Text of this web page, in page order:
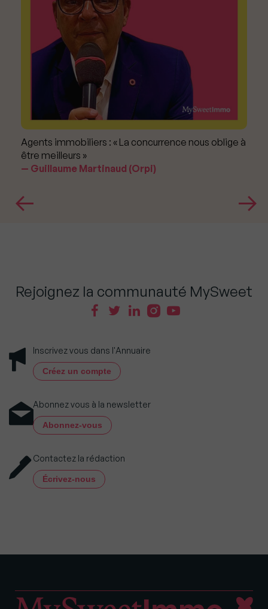
Agents immobiliers : « La concurrence nous oblige à
être meilleurs »
Guillaume Martinaud (Orpi)
Rejoignez la communauté MySweet
Inscrivez vous dans l'Annuaire
Créez un compte
Abonnez vous à la newsletter
Abonnez-vous
Contactez la rédaction
Écrivez-nous